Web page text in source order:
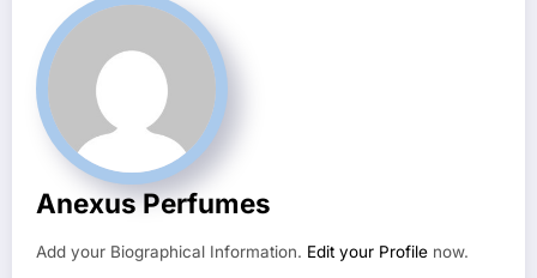
Anexus Perfumes
Add your Biographical Information. Edit your Profile now.